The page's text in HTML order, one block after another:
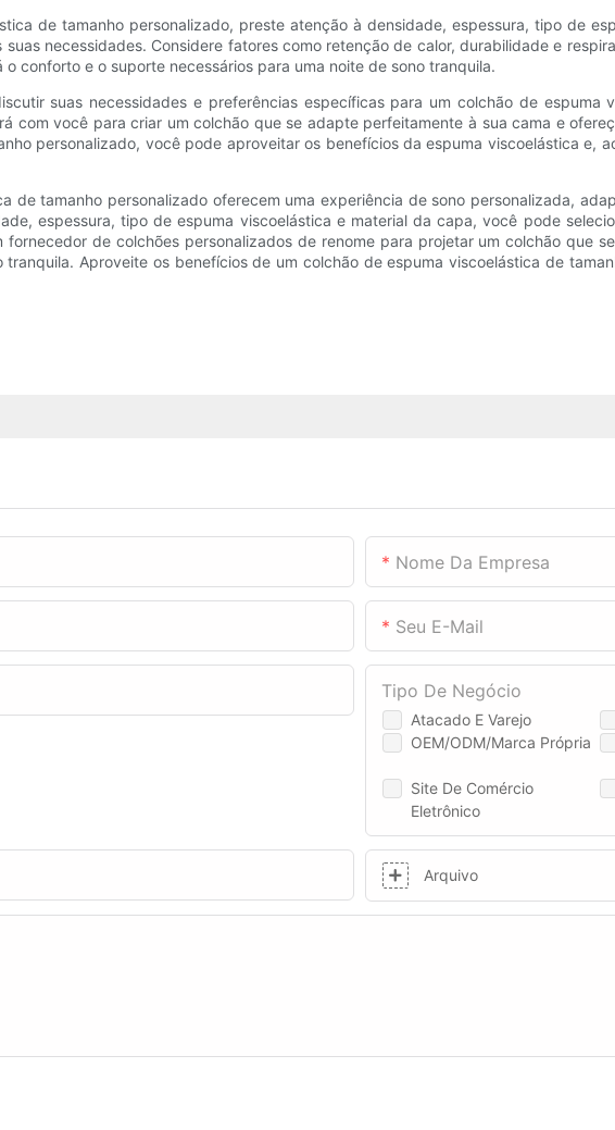
de tamanho personalizado, preste atenção à densidade, espessura, tipo de
necessidades. Considere fatores como retenção de calor, durabilidade e
conforto e o suporte necessários para uma noite de sono tranquila.
suas necessidades e preferências específicas para um colchão de espuma
com você para criar um colchão que se adapte perfeitamente à sua cama e
personalizado, você pode aproveitar os benefícios da espuma viscoelástica e,
de tamanho personalizado oferecem uma experiência de sono personalizada,
espessura, tipo de espuma viscoelástica e material da capa, você pode
fornecedor de colchões personalizados de renome para projetar um colchão que
Aproveite os benefícios de um colchão de espuma viscoelástica de
Nome Da Empresa
Seu E-Mail
Atacado E Varejo
OEM/ODM/Marca Própria
Site De Comércio
Eletrônico
Tipo De Negócio
Arquivo